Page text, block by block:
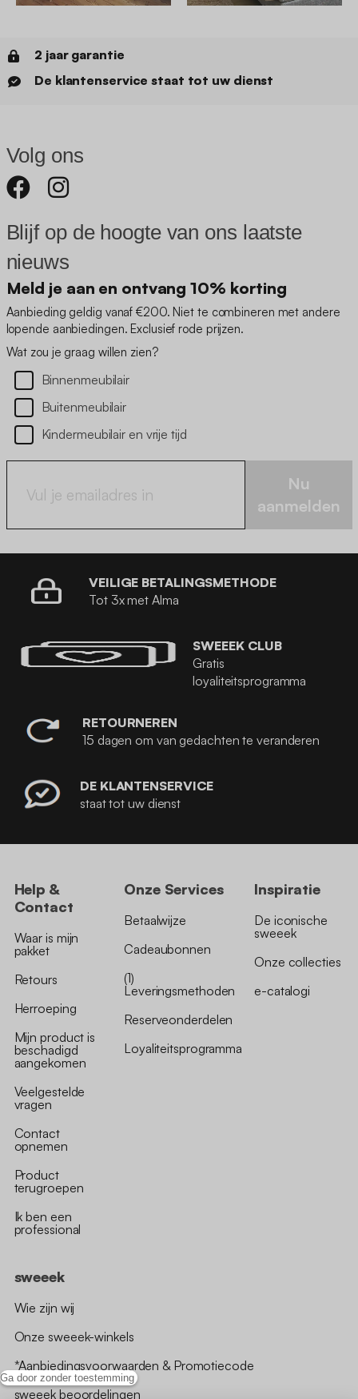
Ga door zonder toestemming
2 jaar garantie
De klantenservice staat tot uw dienst
Volg ons
Blijf op de hoogte van ons laatste
nieuws
Meld je aan en ontvang 10% korting
Aanbieding geldig vanaf €200. Niet te combineren met andere
lopende aanbiedingen. Exclusief rode prijzen.
Wat zou je graag willen zien?
Binnenmeubilair
Buitenmeubilair
Kindermeubilair en vrije tijd
Nu
aanmelden
VEILIGE BETALINGSMETHODE
Tot 3x met Alma
SWEEEK CLUB
Gratis
loyaliteitsprogramma
RETOURNEREN
15 dagen om van gedachten te veranderen
DE KLANTENSERVICE
staat tot uw dienst
Help &
Contact
Waar is mijn
pakket
Retours
Herroeping
Mijn product is
beschadigd
aangekomen
Veelgestelde
vragen
Contact
opnemen
Product
terugroepen
Ik ben een
professional
Onze Services
Betaalwijze
Cadeaubonnen
(1)
Leveringsmethoden
Reserveonderdelen
Loyaliteitsprogramma
Inspiratie
De iconische
sweeek
Onze collecties
e-catalogi
sweeek
Wie zijn wij
Onze sweeek-winkels
*Aanbiedingsvoorwaarden & Promotiecode
sweeek beoordelingen